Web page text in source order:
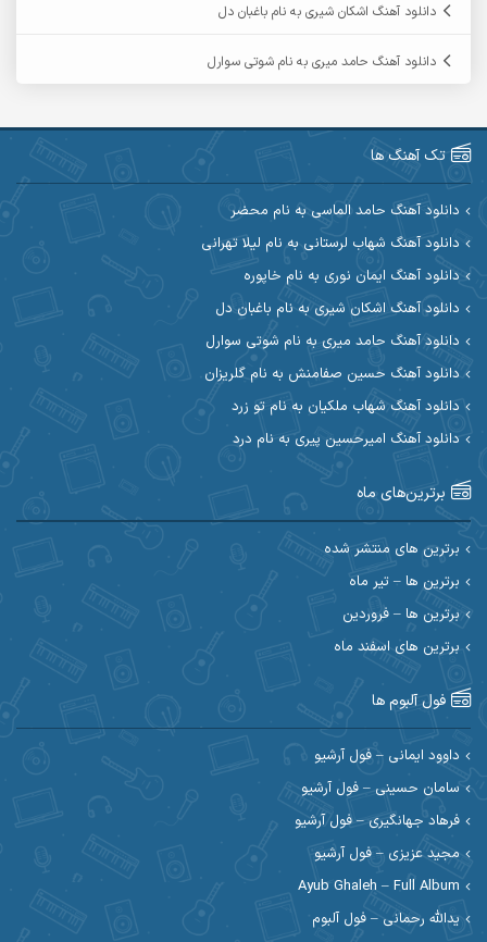
آرین صیادی
آرین مریدی
آوات بوکانی آوات یگانه
آیت احمدنژاد
ابراهیم شمس ابوالحسن جاویدان
ابی حسینی
احسان آیینفر
احسان امیدوار
احسان حیدری احسان دریادل
احسان رمضانی احسان علیانی
احسان کریمی احسان کمری
احسان مرادیان احمد اسلامی
احمد بیرانوند
احمد صحراییان
احمد نازدار احمد نوریان
احمدرضا امرایی
دانلود آهنگ اشکان شیری به نام باغبان دل
دانلود آهنگ حامد میری به نام شوتی سوارل
تک آهنگ ها
دانلود آهنگ حامد الماسی به نام محضر
دانلود آهنگ شهاب لرستانی به نام لیلا تهرانی
دانلود آهنگ ایمان نوری به نام خاپوره
دانلود آهنگ اشکان شیری به نام باغبان دل
دانلود آهنگ حامد میری به نام شوتی سوارل
دانلود آهنگ حسین صفامنش به نام گلریزان
دانلود آهنگ شهاب ملکیان به نام تو زرد
دانلود آهنگ امیرحسین پیری به نام درد
برترین‌های ماه
برترین های منتشر شده
برترین ها – تیر ماه
برترین ها – فروردین
برترین های اسفند ماه
فول آلبوم ها
داوود ایمانی – فول آرشیو
سامان حسینی – فول آرشیو
فرهاد جهانگیری – فول آرشیو
مجید عزیزی – فول آرشیو
Ayub Ghaleh – Full Album
یدالله رحمانی – فول آلبوم